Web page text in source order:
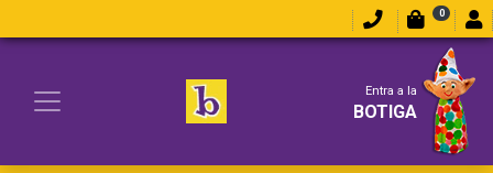
0
Entra a la
BOTIGA